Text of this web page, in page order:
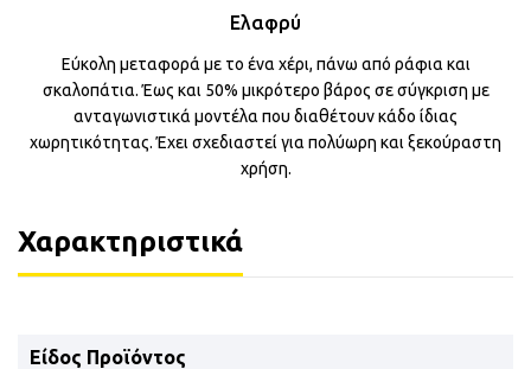
Ελαφρύ
Εύκολη μεταφορά με το ένα χέρι, πάνω από ράφια και
σκαλοπάτια. Έως και 50% μικρότερο βάρος σε σύγκριση με
ανταγωνιστικά μοντέλα που διαθέτουν κάδο ίδιας
χωρητικότητας. Έχει σχεδιαστεί για πολύωρη και ξεκούραστη
χρήση.
Χαρακτηριστικά
Είδος Προϊόντος